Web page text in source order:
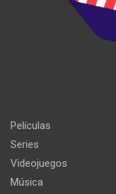
Películas
Series
Videojuegos
Música